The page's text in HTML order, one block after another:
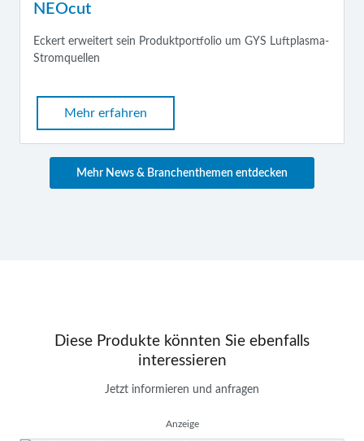
NEOcut
Eckert erweitert sein Produktportfolio um GYS Luftplasma-
Stromquellen
Mehr erfahren
Mehr News & Branchenthemen entdecken
Diese Produkte könnten Sie ebenfalls
interessieren
Jetzt informieren und anfragen
Anzeige